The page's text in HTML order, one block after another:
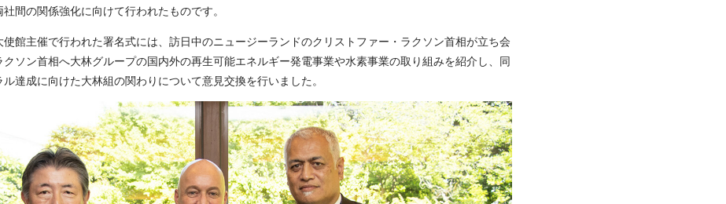
間の関係強化に向けて行われたものです。
館主催で行われた署名式には、訪日中のニュージーランドのクリストファー・ラクソン首相が立ち会
ソン首相へ大林グループの国内外の再生可能エネルギー発電事業や水素事業の取り組みを紹介し、同
達成に向けた大林組の関わりについて意見交換を行いました。